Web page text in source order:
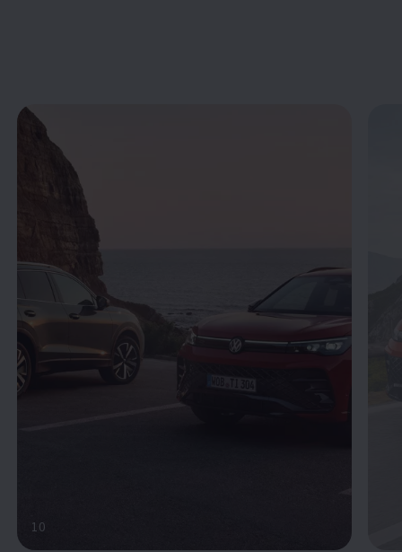
Enable fullscreen mode
10